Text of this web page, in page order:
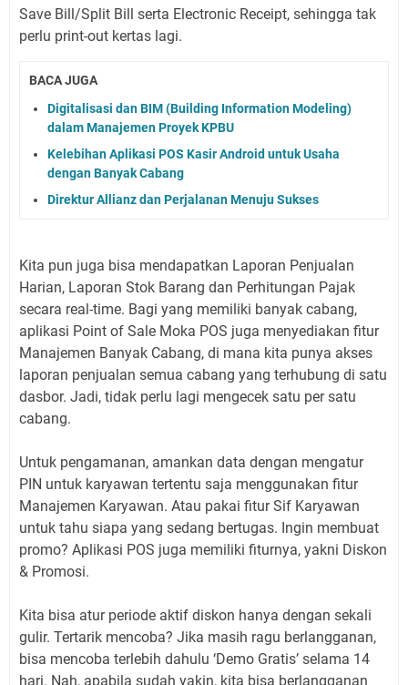
Save Bill/Split Bill serta Electronic Receipt, sehingga tak
perlu print-out kertas lagi.
BACA JUGA
Digitalisasi dan BIM (Building Information Modeling)
dalam Manajemen Proyek KPBU
Kelebihan Aplikasi POS Kasir Android untuk Usaha
dengan Banyak Cabang
Direktur Allianz dan Perjalanan Menuju Sukses
Kita pun juga bisa mendapatkan Laporan Penjualan
Harian, Laporan Stok Barang dan Perhitungan Pajak
secara real-time. Bagi yang memiliki banyak cabang,
aplikasi Point of Sale Moka POS juga menyediakan fitur
Manajemen Banyak Cabang, di mana kita punya akses
laporan penjualan semua cabang yang terhubung di satu
dasbor. Jadi, tidak perlu lagi mengecek satu per satu
cabang.
Untuk pengamanan, amankan data dengan mengatur
PIN untuk karyawan tertentu saja menggunakan fitur
Manajemen Karyawan. Atau pakai fitur Sif Karyawan
untuk tahu siapa yang sedang bertugas. Ingin membuat
promo? Aplikasi POS juga memiliki fiturnya, yakni Diskon
& Promosi.
Kita bisa atur periode aktif diskon hanya dengan sekali
gulir. Tertarik mencoba? Jika masih ragu berlangganan,
bisa mencoba terlebih dahulu ‘Demo Gratis’ selama 14
hari. Nah, apabila sudah yakin, kita bisa berlangganan